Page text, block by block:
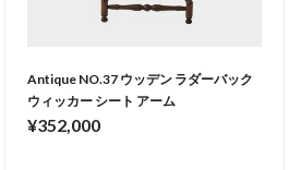
Antique NO.37 ウッデン ラダーバック
ウィッカー シート アーム
¥352,000